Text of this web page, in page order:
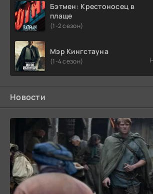
Бэтмен: Крестоносец в
плаще
(1-2 сезон)
Мэр Кингстауна
(1-4 сезон)
Новости